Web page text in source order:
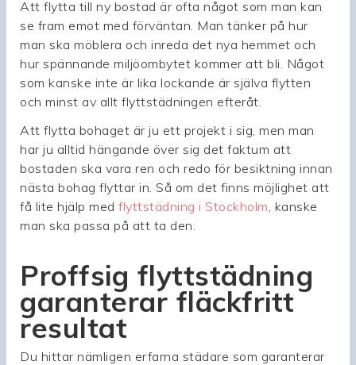
Att flytta till ny bostad är ofta något som man kan
se fram emot med förväntan. Man tänker på hur
man ska möblera och inreda det nya hemmet och
hur spännande miljöombytet kommer att bli. Något
som kanske inte är lika lockande är själva flytten
och minst av allt flyttstädningen efteråt.
Att flytta bohaget är ju ett projekt i sig, men man
har ju alltid hängande över sig det faktum att
bostaden ska vara ren och redo för besiktning innan
nästa bohag flyttar in. Så om det finns möjlighet att
få lite hjälp medflyttstädning i Stockholm , kanske
man ska passa på att ta den.
Proffsig flyttstädning
garanterar fläckfritt
resultat
Du hittar nämligen erfarna städare som garanterar